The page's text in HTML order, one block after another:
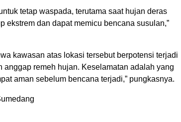
tetap waspada, terutama saat hujan deras
ekstrem dan dapat memicu bencana susulan,”
kawasan atas lokasi tersebut berpotensi terjadi
anggap remeh hujan. Keselamatan adalah yang
aman sebelum bencana terjadi,” pungkasnya.